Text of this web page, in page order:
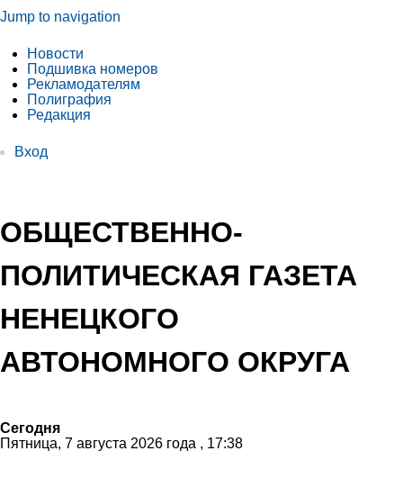
Jump to navigation
Новости
Подшивка номеров
Рекламодателям
Полиграфия
Редакция
Вход
ОБЩЕСТВЕННО-
ПОЛИТИЧЕСКАЯ ГАЗЕТА
НЕНЕЦКОГО
АВТОНОМНОГО ОКРУГА
Сегодня
Пятница, 7 августа 2026 года , 17:38